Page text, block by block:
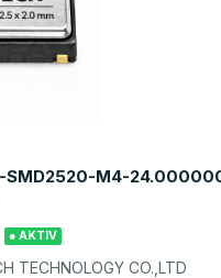
SMD2520-M4-
● AKTIV
TECHNOLOGY CO.,LTD